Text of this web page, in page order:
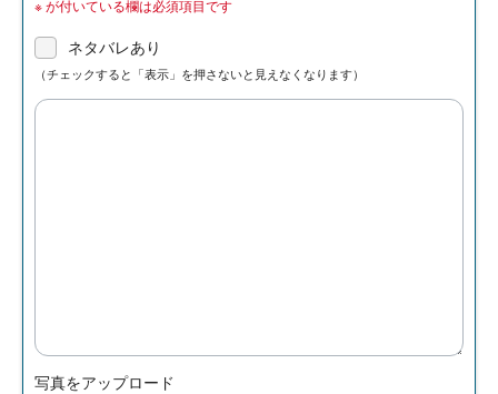
※が付いている欄は必須項目です
ネタバレあり
（チェックすると「表示」を押さないと見えなくなります）
写真をアップロード